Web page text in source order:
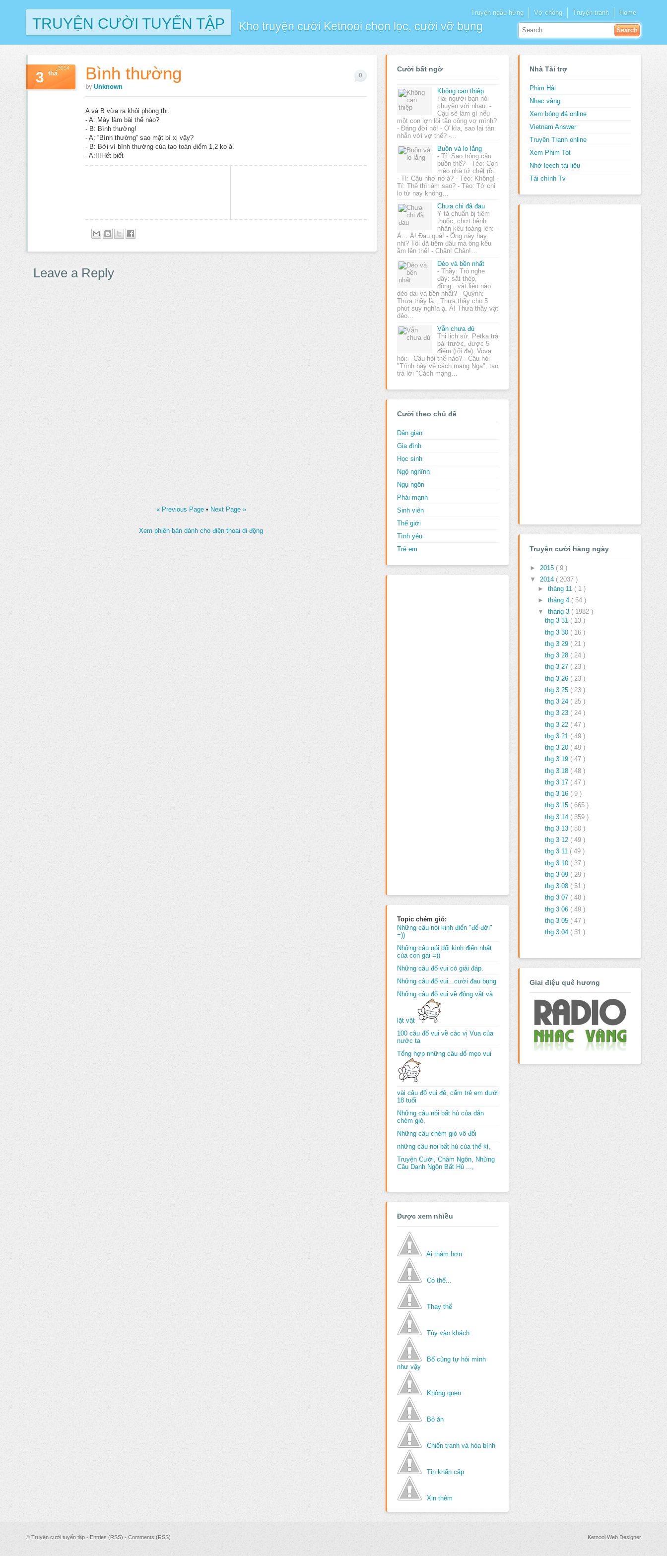
TRUYỆN CƯỜI TUYỂN TẬP Kho truyện cười Ketnooi chọn lọc, cười vỡ bụng
Truyện ngẫu hứng Vợ chồng Truyện tranh Home
Bình thường
by Unknown
3 thá
2014
0
A và B vừa ra khỏi phòng thi.
- A: Mày làm bài thế nào?
- B: Bình thường!
- A: “Bình thường” sao mặt bí xị vậy?
- B: Bởi vì bình thường của tao toàn điểm 1,2 ko à.
- A:!!!Hết biết
Leave a Reply
« Previous Page • Next Page »
Xem phiên bản dành cho điện thoại di động
Cười bất ngờ
Không can thiệp
Hai người bạn nói
chuyện với nhau: -
Cậu sẽ làm gì nếu
một con lợn lòi tấn công vợ mình?
- Đáng đời nó! - Ơ kìa, sao lại tàn
nhẫn với vợ thế? -…
Buồn và lo lắng
- Tí: Sao trông cậu
buồn thế? - Tèo: Con
mèo nhà tớ chết rồi.
- Tí: Cậu nhớ nó à? - Tèo: Không! -
Tí: Thế thì làm sao? - Tèo: Tớ chỉ
lo từ nay không…
Chưa chi đã đau
Y tá chuẩn bị tiêm
thuốc, chợt bệnh
nhân kêu toáng lên: -
Á… Á! Đau quá! - Ông này hay
nhỉ? Tôi đã tiêm đâu mà ông kêu
ầm lên thế! - Chân! Chân!…
Dẻo và bền nhất
- Thầy: Trò nghe
đây: sắt thép,
đồng…vật liệu nào
dẻo dai và bền nhất? - Quỳnh:
Thưa thầy là…Thưa thầy cho 5
phút suy nghĩa ạ. Á! Thưa thầy vật
dẻo…
Vẫn chưa đủ
Thi lịch sử. Petka trả
bài trước, được 5
điểm (tối đa). Vova
hỏi: - Câu hỏi thế nào? - Câu hỏi
"Trình bày về cách mạng Nga", tao
trả lời "Cách mạng…
Cười theo chủ đề
Dân gian
Gia đình
Học sinh
Ngộ nghĩnh
Ngụ ngôn
Phái mạnh
Sinh viên
Thế giới
Tình yêu
Trẻ em
Topic chém gió:
Những câu nói kinh điển "để đời"
=))
Những câu nói dối kinh điển nhất
của con gái =))
Những câu đố vui có giải đáp.
Những câu đố vui...cười đau bụng
Những câu đố vui về động vật và
lặt vặt
100 câu đố vui về các vị Vua của
nước ta
Tổng hợp những câu đố mẹo vui
vài câu đố vui đê, cấm trẻ em dưới
18 tuổi
Những câu nói bất hủ của dân
chém gió,
Những câu chém gió vô đối
những câu nói bất hủ của thế kỉ,
Truyện Cười, Châm Ngôn, Những
Câu Danh Ngôn Bất Hủ ...,
Được xem nhiều
Ai thảm hơn
Có thể...
Thay thế
Tùy vào khách
Bố cũng tự hỏi mình
như vậy
Không quen
Bỏ ăn
Chiến tranh và hòa bình
Tin khẩn cấp
Xin thêm
Nhà Tài trợ
Phim Hài
Nhạc vàng
Xem bóng đá online
Vietnam Answer
Truyên Tranh online
Xem Phim Tot
Nhờ leech tài liệu
Tài chính Tv
Truyện cười hàng ngày
► 2015 ( 9 )
▼ 2014 ( 2037 )
► tháng 11 ( 1 )
► tháng 4 ( 54 )
▼ tháng 3 ( 1982 )
thg 3 31 ( 13 )
thg 3 30 ( 16 )
thg 3 29 ( 21 )
thg 3 28 ( 24 )
thg 3 27 ( 23 )
thg 3 26 ( 23 )
thg 3 25 ( 23 )
thg 3 24 ( 25 )
thg 3 23 ( 24 )
thg 3 22 ( 47 )
thg 3 21 ( 49 )
thg 3 20 ( 49 )
thg 3 19 ( 47 )
thg 3 18 ( 48 )
thg 3 17 ( 47 )
thg 3 16 ( 9 )
thg 3 15 ( 665 )
thg 3 14 ( 359 )
thg 3 13 ( 80 )
thg 3 12 ( 49 )
thg 3 11 ( 49 )
thg 3 10 ( 37 )
thg 3 09 ( 29 )
thg 3 08 ( 51 )
thg 3 07 ( 48 )
thg 3 06 ( 49 )
thg 3 05 ( 47 )
thg 3 04 ( 31 )
Giai điệu quê hương
© Truyện cười tuyển tập • Entries (RSS) • Comments (RSS) Ketnooi Web Designer